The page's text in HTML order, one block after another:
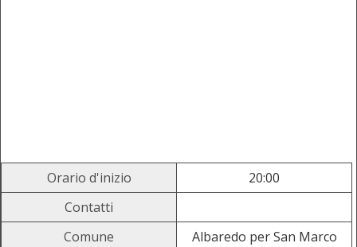
Orario d'inizio
20:00
Contatti
Comune
Albaredo per San Marco